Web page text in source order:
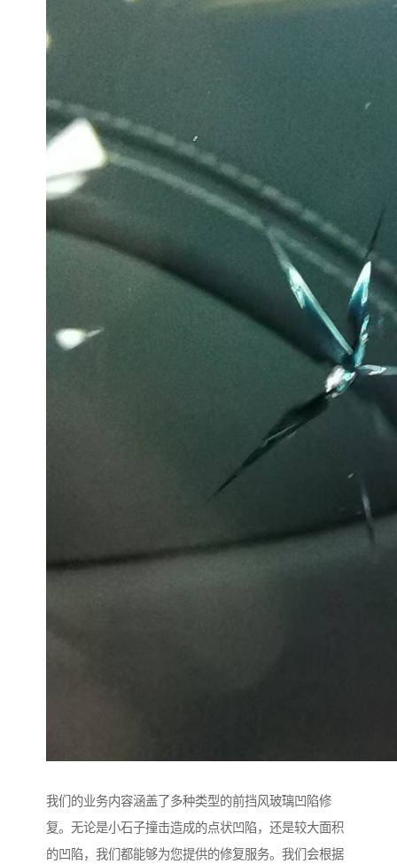
我们的业务内容涵盖了多种类型的前挡风玻璃凹陷修
复。无论是小石子撞击造成的点状凹陷，还是较大面积
的凹陷，我们都能够为您提供的修复服务。我们会根据